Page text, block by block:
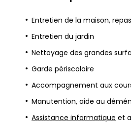
Entretien de la maison,
Entretien du jardin
Nettoyage des grandes
Garde périscolaire
Accompagnement aux
Manutention, aide au
Assistance informatique et